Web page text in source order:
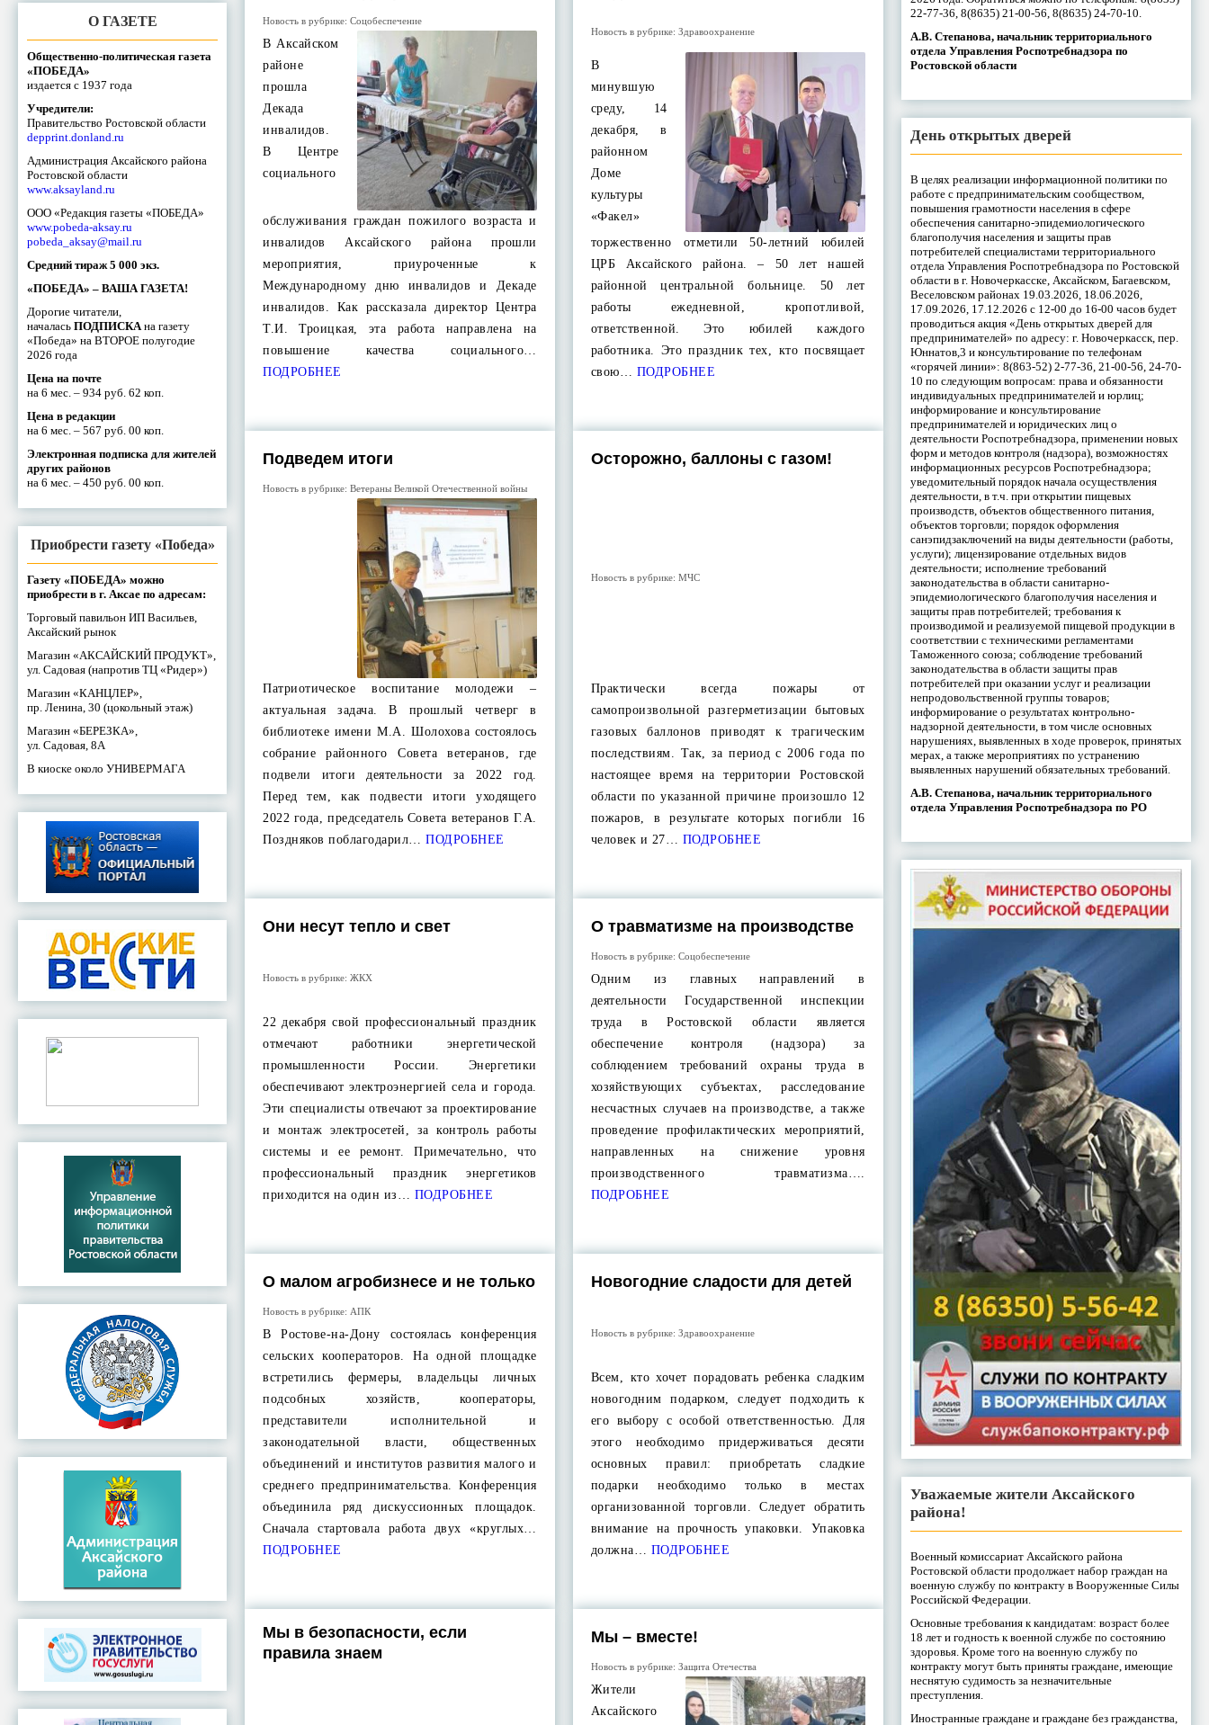
О ГАЗЕТЕ
Общественно-политическая газета
«ПОБЕДА»
издается с 1937 года
Учредители:
Правительство Ростовской области
depprint.donland.ru
Администрация Аксайского района
Ростовской области
www.aksayland.ru
ООО «Редакция газеты «ПОБЕДА»
www.pobeda-aksay.ru
pobeda_aksay@mail.ru
Средний тираж 5 000 экз.
«ПОБЕДА» – ВАША ГАЗЕТА!
Дорогие читатели,
началась ПОДПИСКА на газету
«Победа» на ВТОРОЕ полугодие
2026 года
Цена на почте
на 6 мес. – 934 руб. 62 коп.
Цена в редакции
на 6 мес. – 567 руб. 00 коп.
Электронная подписка для жителей
других районов
на 6 мес. – 450 руб. 00 коп.
Приобрести газету «Победа»
Газету «ПОБЕДА» можно
приобрести в г. Аксае по адресам:
Торговый павильон ИП Васильев,
Аксайский рынок
Магазин «АКСАЙСКИЙ ПРОДУКТ»,
ул. Садовая (напротив ТЦ «Ридер»)
Магазин «КАНЦЛЕР»,
пр. Ленина, 30 (цокольный этаж)
Магазин «БЕРЕЗКА»,
ул. Садовая, 8А
В киоске около УНИВЕРМАГА
Новость в рубрике:Соцобеспечение
В Аксайском
районе
прошла
Декада
инвалидов.
В Центре
социального
обслуживания граждан пожилого возраста и
инвалидов Аксайского района прошли
мероприятия, приуроченные к
Международному дню инвалидов и Декаде
инвалидов. Как рассказала директор Центра
Т.И. Троицкая, эта работа направлена на
повышение качества социального…
ПОДРОБНЕЕ
Новость в рубрике: Здравоохранение
В
минувшую
среду, 14
декабря, в
районном
Доме
культуры
«Факел»
торжественно отметили 50-летний юбилей
ЦРБ Аксайского района. – 50 лет нашей
районной центральной больнице. 50 лет
работы ежедневной, кропотливой,
ответственной. Это юбилей каждого
работника. Это праздник тех, кто посвящает
свою… ПОДРОБНЕЕ
Подведем итоги
Новость в рубрике:Ветераны Великой Отечественной войны
Патриотическое воспитание молодежи –
актуальная задача. В прошлый четверг в
библиотеке имени М.А. Шолохова состоялось
собрание районного Совета ветеранов, где
подвели итоги деятельности за 2022 год.
Перед тем, как подвести итоги уходящего
2022 года, председатель Совета ветеранов Г.А.
Поздняков поблагодарил… ПОДРОБНЕЕ
Осторожно, баллоны с газом!
Новость в рубрике: МЧС
Практически всегда пожары от
самопроизвольной разгерметизации бытовых
газовых баллонов приводят к трагическим
последствиям. Так, за период с 2006 года по
настоящее время на территории Ростовской
области по указанной причине произошло 12
пожаров, в результате которых погибли 16
человек и 27… ПОДРОБНЕЕ
Они несут тепло и свет
Новость в рубрике:ЖКХ
22 декабря свой профессиональный праздник
отмечают работники энергетической
промышленности России. Энергетики
обеспечивают электроэнергией села и города.
Эти специалисты отвечают за проектирование
и монтаж электросетей, за контроль работы
системы и ее ремонт. Примечательно, что
профессиональный праздник энергетиков
приходится на один из… ПОДРОБНЕЕ
О травматизме на производстве
Новость в рубрике: Соцобеспечение
Одним из главных направлений в
деятельности Государственной инспекции
труда в Ростовской области является
обеспечение контроля (надзора) за
соблюдением требований охраны труда в
хозяйствующих субъектах, расследование
несчастных случаев на производстве, а также
проведение профилактических мероприятий,
направленных на снижение уровня
производственного травматизма….
ПОДРОБНЕЕ
О малом агробизнесе и не только
Новость в рубрике: АПК
В Ростове-на-Дону состоялась конференция
сельских кооператоров. На одной площадке
встретились фермеры, владельцы личных
подсобных хозяйств, кооператоры,
представители исполнительной и
законодательной власти, общественных
объединений и институтов развития малого и
среднего предпринимательства. Конференция
объединила ряд дискуссионных площадок.
Сначала стартовала работа двух «круглых…
ПОДРОБНЕЕ
Новогодние сладости для детей
Новость в рубрике: Здравоохранение
Всем, кто хочет порадовать ребенка сладким
новогодним подарком, следует подходить к
его выбору с особой ответственностью. Для
этого необходимо придерживаться десяти
основных правил: приобретать сладкие
подарки необходимо только в местах
организованной торговли. Следует обратить
внимание на прочность упаковки. Упаковка
должна… ПОДРОБНЕЕ
Мы в безопасности, если
правила знаем
Мы – вместе!
Новость в рубрике: Защита Отечества
Жители
Аксайского
22-77-36, 8(8635) 21-00-56, 8(8635) 24-70-10.
А.В. Степанова, начальник территориального
отдела Управления Роспотребнадзора по
Ростовской области
День открытых дверей
В целях реализации информационной политики по
работе с предпринимательским сообществом,
повышения грамотности населения в сфере
обеспечения санитарно-эпидемиологического
благополучия населения и защиты прав
потребителей специалистами территориального
отдела Управления Роспотребнадзора по Ростовской
области в г. Новочеркасске, Аксайском, Багаевском,
Веселовском районах 19.03.2026, 18.06.2026,
17.09.2026, 17.12.2026 с 12-00 до 16-00 часов будет
проводиться акция «День открытых дверей для
предпринимателей» по адресу: г. Новочеркасск, пер.
Юннатов,3 и консультирование по телефонам
«горячей линии»: 8(863-52) 2-77-36, 21-00-56, 24-70-
10 по следующим вопросам: права и обязанности
индивидуальных предпринимателей и юрлиц;
информирование и консультирование
предпринимателей и юридических лиц о
деятельности Роспотребнадзора, применении новых
форм и методов контроля (надзора), возможностях
информационных ресурсов Роспотребнадзора;
уведомительный порядок начала осуществления
деятельности, в т.ч. при открытии пищевых
производств, объектов общественного питания,
объектов торговли; порядок оформления
санэпидзаключений на виды деятельности (работы,
услуги); лицензирование отдельных видов
деятельности; исполнение требований
законодательства в области санитарно-
эпидемиологического благополучия населения и
защиты прав потребителей; требования к
производимой и реализуемой пищевой продукции в
соответствии с техническими регламентами
Таможенного союза; соблюдение требований
законодательства в области защиты прав
потребителей при оказании услуг и реализации
непродовольственной группы товаров;
информирование о результатах контрольно-
надзорной деятельности, в том числе основных
нарушениях, выявленных в ходе проверок, принятых
мерах, а также мероприятиях по устранению
выявленных нарушений обязательных требований.
А.В. Степанова, начальник территориального
отдела Управления Роспотребнадзора по РО
Уважаемые жители Аксайского
района!
Военный комиссариат Аксайского района
Ростовской области продолжает набор граждан на
военную службу по контракту в Вооруженные Силы
Российской Федерации.
Основные требования к кандидатам: возраст более
18 лет и годность к военной службе по состоянию
здоровья. Кроме того на военную службу по
контракту могут быть приняты граждане, имеющие
неснятую судимость за незначительные
преступления.
Иностранные граждане и граждане без гражданства,